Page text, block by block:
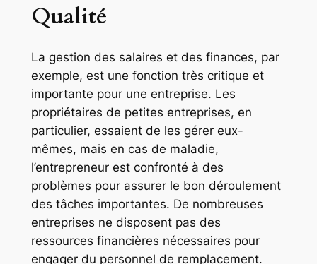
Qualité
La gestion des salaires et des finances, par
exemple, est une fonction très critique et
importante pour une entreprise. Les
propriétaires de petites entreprises, en
particulier, essaient de les gérer eux-
mêmes, mais en cas de maladie,
l’entrepreneur est confronté à des
problèmes pour assurer le bon déroulement
des tâches importantes. De nombreuses
entreprises ne disposent pas des
ressources financières nécessaires pour
engager du personnel de remplacement.